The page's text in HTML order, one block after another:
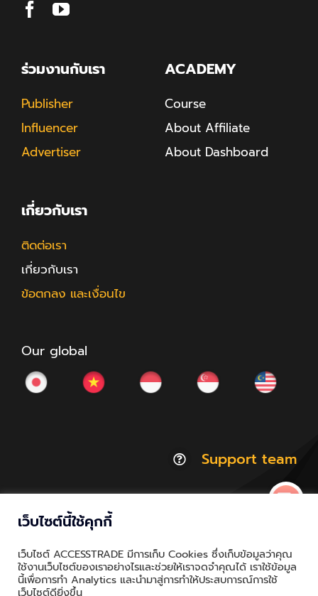
ร่วมงานกับเรา
Publisher
Influencer
Advertiser
ACADEMY
Course
About Affiliate
About Dashboard
เกี่ยวกับเรา
ติดต่อเรา
เกี่ยวกับเรา
ข้อตกลง และเงื่อนไข
Our global
Support team
Thailand.a | All Rights Reserved
Privacy & Policy | Cookie Policy
เว็บไซต์นี้ใช้คุกกี้
เว็บไซต์ ACCESSTRADE มีการเก็บ Cookies ซึ่งเก็บข้อมูลว่าคุณ
ใช้งานเว็บไซต์ของเราอย่างไรและช่วยให้เราจดจำคุณได้ เราใช้ข้อมูล
นี้เพื่อการทำ Analytics และนำมาสู่การทำให้ประสบการณ์การใช้
เว็บไซต์ดียิ่งขึ้น